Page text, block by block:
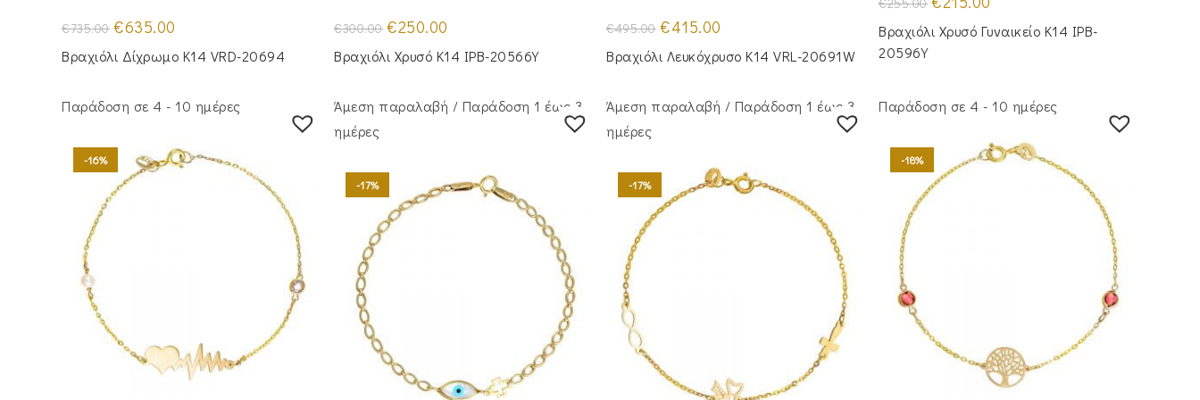
€735.00 Original
price
was:
€735.00.
€635.00
τιμή
είναι:
Βραχιόλι Δίχρωμο Κ14 VRD-20694
€300.00 Original
price
was:
€300.00.
€250.00
τιμή
είναι:
Βραχιόλι Χρυσό Κ14 IPB-20566Y
€495.00 Original
price
was:
€495.00.
€415.00
τιμή
είναι:
Βραχιόλι Λευκόχρυσο Κ14 VRL-20691W
€255.00 price
was:
€255.00. είναι:
Βραχιόλι Χρυσό Γυναικείο Κ14 IPB-
20596Y
Παράδοση σε 4 - 10 ημέρες
-16%
Άμεση παραλαβή / Παράδoση 1 έως 3
ημέρες
-17%
Άμεση παραλαβή / Παράδoση 1 έως 3
ημέρες
-17%
Παράδοση σε 4 - 10 ημέρες
-18%